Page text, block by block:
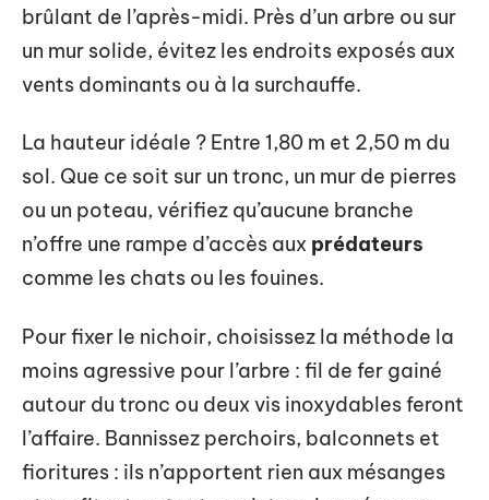
brûlant de l’après-midi. Près d’un arbre ou sur
un mur solide, évitez les endroits exposés aux
vents dominants ou à la surchauffe.
La hauteur idéale ? Entre 1,80 m et 2,50 m du
sol. Que ce soit sur un tronc, un mur de pierres
ou un poteau, vérifiez qu’aucune branche
n’offre une rampe d’accès aux prédateurs
comme les chats ou les fouines.
Pour fixer le nichoir, choisissez la méthode la
moins agressive pour l’arbre : fil de fer gainé
autour du tronc ou deux vis inoxydables feront
l’affaire. Bannissez perchoirs, balconnets et
fioritures : ils n’apportent rien aux mésanges